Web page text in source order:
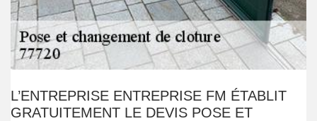
L’ENTREPRISE ENTREPRISE FM ÉTABLIT
GRATUITEMENT LE DEVIS POSE ET